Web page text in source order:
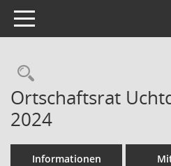
Toggle navigation
Rechercheauswahl
Ortschaftsrat
2024
Informationen